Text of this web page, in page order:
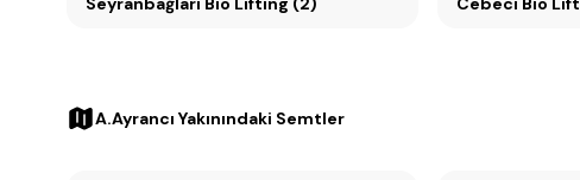
A.Ayrancı Yakınındaki Semtler